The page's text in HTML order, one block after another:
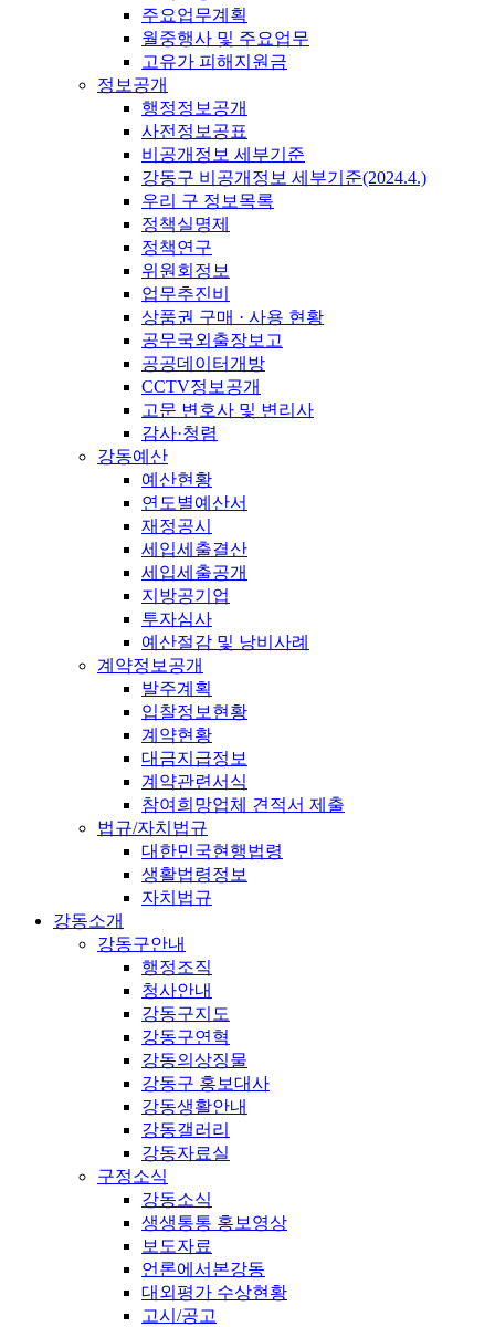
주요업무계획
월중행사 및 주요업무
고유가 피해지원금
정보공개
행정정보공개
사전정보공표
비공개정보 세부기준
강동구 비공개정보 세부기준(2024.4.)
우리 구 정보목록
정책실명제
정책연구
위원회정보
업무추진비
상품권 구매 · 사용 현황
공무국외출장보고
공공데이터개방
CCTV정보공개
고문 변호사 및 변리사
감사·청렴
강동예산
예산현황
연도별예산서
재정공시
세입세출결산
세입세출공개
지방공기업
투자심사
예산절감 및 낭비사례
계약정보공개
발주계획
입찰정보현황
계약현황
대금지급정보
계약관련서식
참여희망업체 견적서 제출
법규/자치법규
대한민국현행법령
생활법령정보
자치법규
강동소개
강동구안내
행정조직
청사안내
강동구지도
강동구연혁
강동의상징물
강동구 홍보대사
강동생활안내
강동갤러리
강동자료실
구정소식
강동소식
생생통통 홍보영상
보도자료
언론에서본강동
대외평가 수상현황
고시/공고